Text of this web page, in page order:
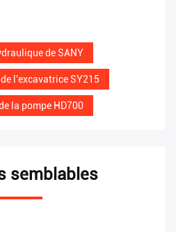
de SANY
l'excavatrice SY215
la pompe HD700
semblables